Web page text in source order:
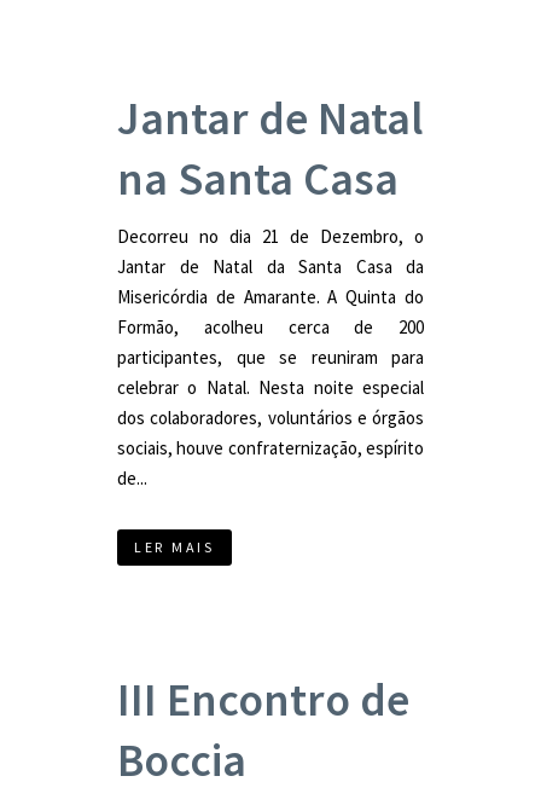
Jantar de Natal
na Santa Casa
Decorreu no dia 21 de Dezembro, o
Jantar de Natal da Santa Casa da
Misericórdia de Amarante. A Quinta do
Formão, acolheu cerca de 200
participantes, que se reuniram para
celebrar o Natal. Nesta noite especial
dos colaboradores, voluntários e órgãos
sociais, houve confraternização, espírito
de...
LER MAIS
III Encontro de
Boccia